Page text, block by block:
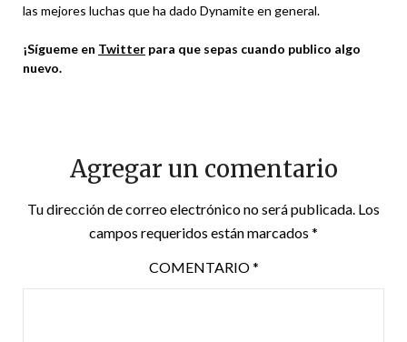
las mejores luchas que ha dado Dynamite en general.
¡Sígueme en Twitter para que sepas cuando publico algo
nuevo.
Agregar un comentario
Tu dirección de correo electrónico no será publicada. Los
campos requeridos están marcados *
COMENTARIO*